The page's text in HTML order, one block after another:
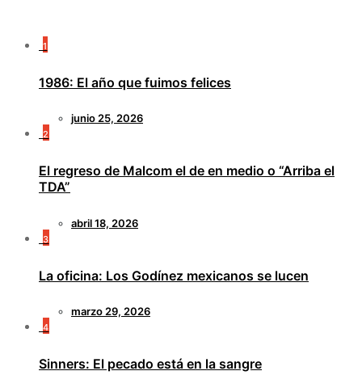
1
1986: El año que fuimos felices
junio 25, 2026
2
El regreso de Malcom el de en medio o “Arriba el
TDA”
abril 18, 2026
3
La oficina: Los Godínez mexicanos se lucen
marzo 29, 2026
4
Sinners: El pecado está en la sangre